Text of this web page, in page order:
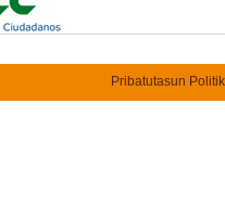
Pribatutasun